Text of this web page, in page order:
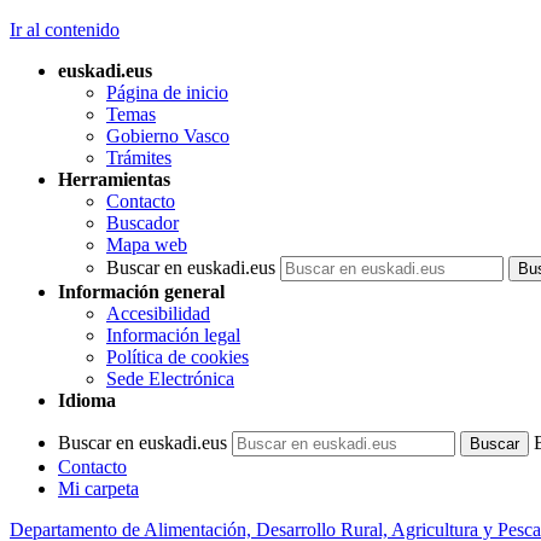
Ir al contenido
euskadi.eus
Página de inicio
Temas
Gobierno Vasco
Trámites
Herramientas
Contacto
Buscador
Mapa web
Buscar en euskadi.eus
Información general
Accesibilidad
Información legal
Política de cookies
Sede Electrónica
Idioma
Buscar en euskadi.eus
Contacto
Mi carpeta
Departamento de Alimentación, Desarrollo Rural, Agricultura y Pesca